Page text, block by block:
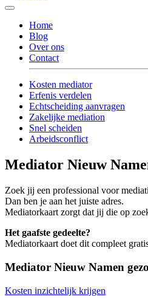
Home
Blog
Over ons
Contact
Kosten mediator
Erfenis verdelen
Echtscheiding aanvragen
Zakelijke mediation
Snel scheiden
Arbeidsconflict
Mediator Nieuw
Zoek jij een professional voor
Dan ben je aan het juiste adres.
Mediatorkaart zorgt dat jij die op
Het gaafste gedeelte?
Mediatorkaart doet dit compleet
Mediator Nieuw Namen
Kosten inzichtelijk krijgen